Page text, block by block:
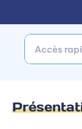
Accès